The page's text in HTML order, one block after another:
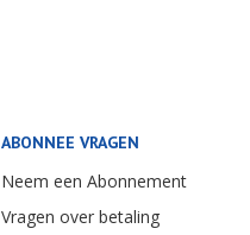
ABONNEE VRAGEN
Neem een Abonnement
Vragen over betaling